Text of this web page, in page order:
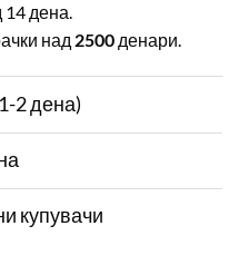
14 дена.
над 2500 денари.
2 дена)
купувачи